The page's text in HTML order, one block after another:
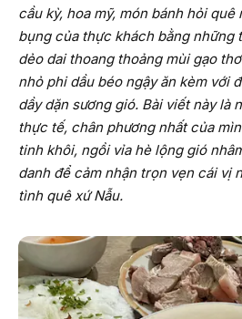
cầu kỳ, hoa mỹ, món bánh hỏi
bụng của thực khách bằng những
dẻo dai thoang thoảng mùi gạo
nhỏ phi dầu béo ngậy ăn kèm với
dầy dặn sương gió. Bài viết này là
thực tế, chân phương nhất của
tinh khôi, ngồi vỉa hè lộng gió
danh để cảm nhận trọn vẹn cái vị
tình quê xứ Nẫu.